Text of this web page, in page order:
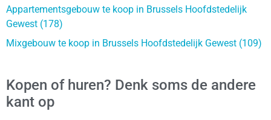
Appartementsgebouw te koop in Brussels Hoofdstedelijk
Gewest (178)
Mixgebouw te koop in Brussels Hoofdstedelijk Gewest (109)
Kopen of huren? Denk soms de andere
kant op